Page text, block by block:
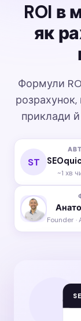
ROI в
як
Формули
розрахунок,
приклади
ST
~1 хв
Founder ·